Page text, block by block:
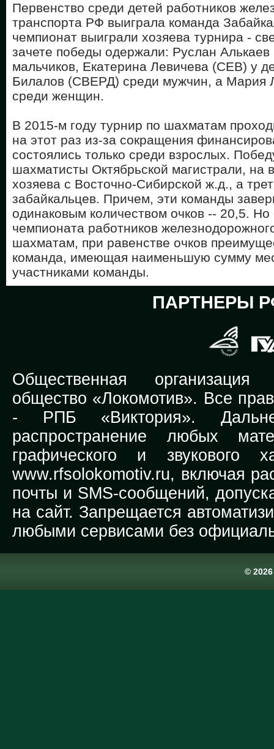
Первенство среди детей работников
транспорта РФ выиграла команда
чемпионат выиграли хозяева турнира -
зачете победы одержали: Руслан
мальчиков, Екатерина Левичева (СЕВ) у
Билалов (СВЕРД) среди мужчин, а Мария
среди женщин.
В 2015-м году турнир по шахматам
на этот раз из-за сокращения
состоялись только среди взрослых.
шахматисты Октябрьской магистрали, на
хозяева с Восточно-Сибирской ж.д., а
забайкальцев. Причем, эти команды
одинаковым количеством очков -- 20,5.
чемпионата работников
шахматам, при равенстве очков
команда, имеющая наименьшую сумму
участниками команды.
ПАРТНЕРЫ
Общественная организация
общество «Локомотив». Все
- РПБ «Виктория».
распространение любых
графического и звукового
www.rfsolokomotiv.ru, включая
почты и SMS-сообщений,
на сайт. Запрещается
любыми сервисами без
©